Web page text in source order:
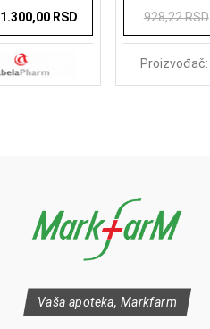
1.300,00 RSD 928,22 RSD
Proizvođač:
Vaša apoteka, Markfarm